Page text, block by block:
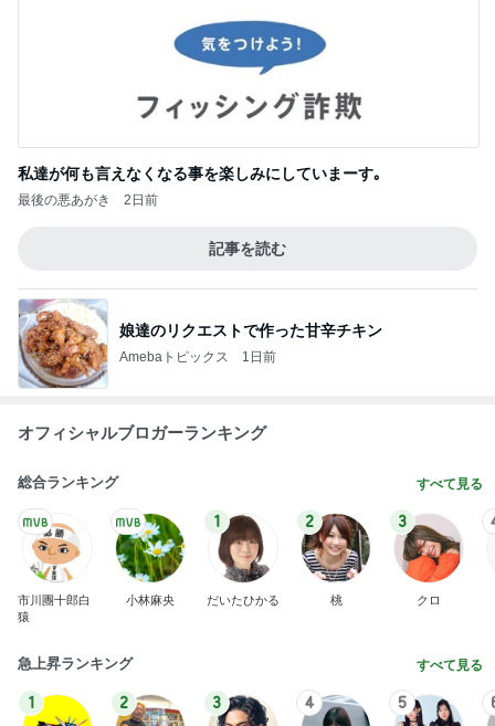
私達が何も言えなくなる事を楽しみにしていまーす｡
最後の悪あがき 2日前
記事を読む
娘達のリクエストで作った甘辛チキン
Amebaトピックス 1日前
オフィシャルブロガーランキング
総合ランキング すべて見る
市川團十郎白
猿
小林麻央
1
だいたひかる
2
桃
3
クロ
急上昇ランキング すべて見る
1 2 3 4 5